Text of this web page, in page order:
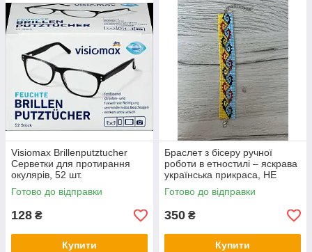
Visiomax Brillenputztucher
Серветки для протирання
окулярів, 52 шт.
Готово до відправки
128 ₴
Купити
Браслет з бісеру ручної
роботи в етностилі – яскрава
українська прикраса, НЕ
СТАНОК
Готово до відправки
350 ₴
Купити